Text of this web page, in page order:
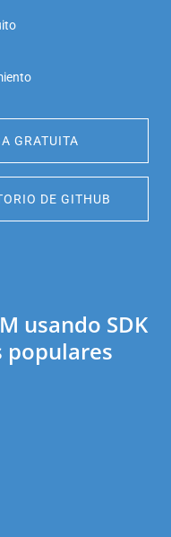
GRATUITA
DE GITHUB
usando SDK
populares